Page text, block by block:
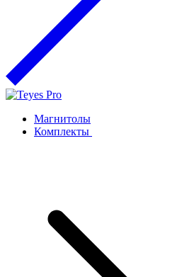
Магнитолы
Комплекты